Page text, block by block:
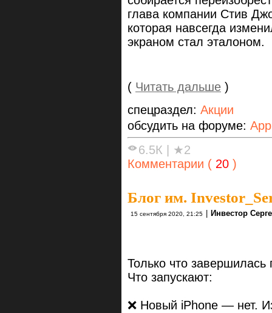
глава компании Стив
которая навсегда
экраном стал эталоном.
( Читать дальше )
спецраздел: Акции
обсудить на форуме:
6.5К | ★2
Комментарии ( 20 )
Блог им.
15 сентября 2020, 21:25 | Инвестор
Только что завершилась
Что запускают:
❌ Новый iPhone — нет.